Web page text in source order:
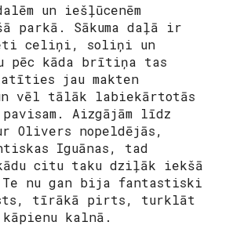
un iešļūcenēm
parkā. Sākuma daļā ir
celiņi, soliņi un
kāda brītiņa tas
jau makten
vēl tālāk labiekārtotās
Aizgājām līdz
Olivers nopeldējās,
Iguānas, tad
citu taku dziļāk iekšā
nu gan bija fantastiski
tīrākā pirts, turklāt
kalnā.